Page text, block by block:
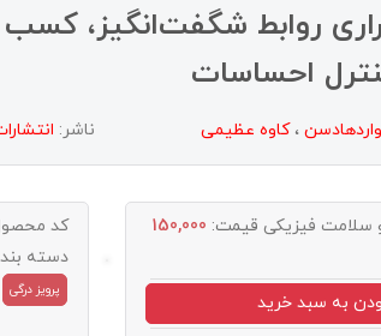
روابط شگفت‌انگیز،
احساسات
،کاوه عظیمی ناشر:
سلامت فیزیکی قیمت: 150,000
به سبد خرید
کد
دسته
پرویز درگی